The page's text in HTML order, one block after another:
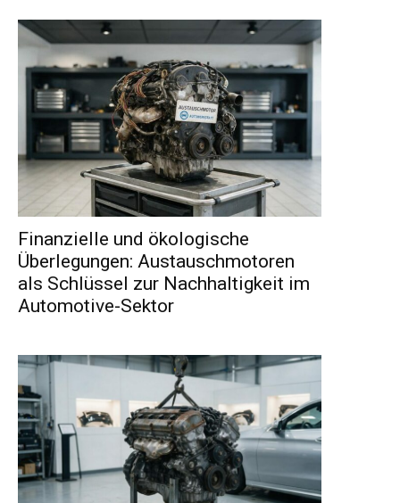
Finanzielle und ökologische
Überlegungen: Austauschmotoren
als Schlüssel zur Nachhaltigkeit im
Automotive-Sektor